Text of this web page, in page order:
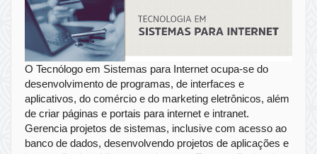
O Tecnólogo em Sistemas para Internet ocupa-se do
desenvolvimento de programas, de interfaces e
aplicativos, do comércio e do marketing eletrônicos, além
de criar páginas e portais para internet e intranet.
Gerencia projetos de sistemas, inclusive com acesso ao
banco de dados, desenvolvendo projetos de aplicações e